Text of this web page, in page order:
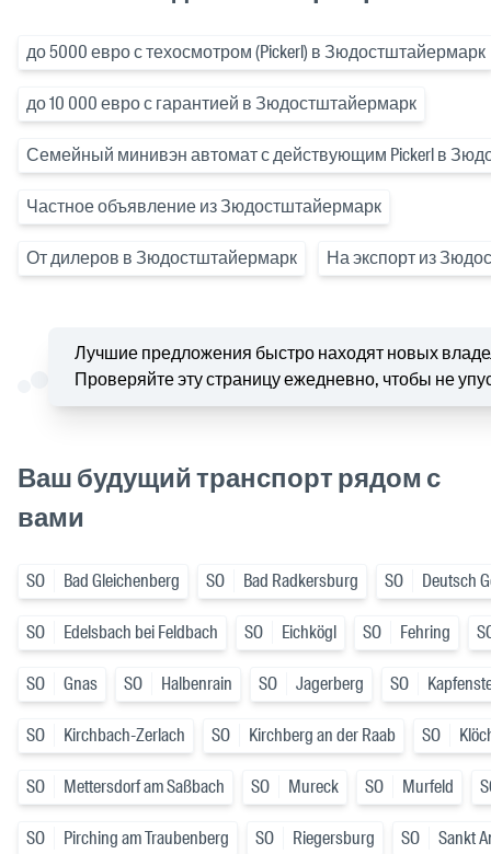
до 5000 евро с техосмотром (Pickerl) в Зюдостштайермарк
до 10 000 евро с гарантией в Зюдостштайермарк
Семейный минивэн автомат с действующим Pickerl в
Частное объявление из Зюдостштайермарк
От дилеров в Зюдостштайермарк На экспорт из
Лучшие предложения быстро находят новых
Проверяйте эту страницу ежедневно, чтобы не
Ваш будущий транспорт рядом с
вами
SO Bad Gleichenberg SO Bad Radkersburg SO Deutsch
SO Edelsbach bei Feldbach SO Eichkögl SO Fehring
SO Gnas SO Halbenrain SO Jagerberg SO
SO Kirchbach-Zerlach SO Kirchberg an der Raab SO
SO Mettersdorf am Saßbach SO Mureck SO Murfeld
SO Pirching am Traubenberg SO Riegersburg SO Sankt